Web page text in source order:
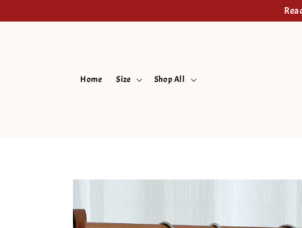
Home Size Shop All